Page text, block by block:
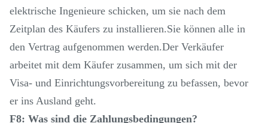
elektrische Ingenieure schicken, um sie nach dem
Zeitplan des Käufers zu installieren.Sie können alle in
den Vertrag aufgenommen werden.Der Verkäufer
arbeitet mit dem Käufer zusammen, um sich mit der
Visa- und Einrichtungsvorbereitung zu befassen, bevor
er ins Ausland geht.
F8: Was sind die Zahlungsbedingungen?